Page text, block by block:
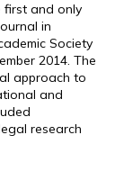
first and only
in
Society
2014. The
approach to
and
research